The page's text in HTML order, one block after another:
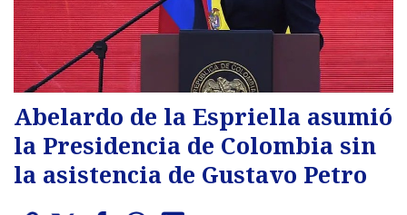
Abelardo de la Espriella asumió
la Presidencia de Colombia sin
la asistencia de Gustavo Petro